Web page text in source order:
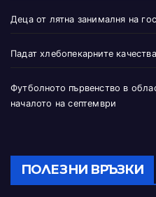
Деца от лятна занималня на
Падат хлебопекарните
Футболното първенство в
началото на септември
ПОЛЕЗНИ ВРЪЗКИ